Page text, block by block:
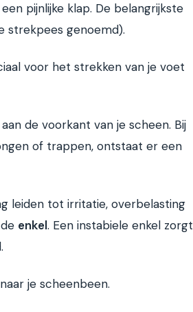
pijnlijke klap. De belangrijkste
strekpees genoemd).
voor het strekken van je voet
de voorkant van je scheen. Bij
of trappen, ontstaat er een
leiden tot irritatie, overbelasting
enkel. Een instabiele enkel zorgt
je scheenbeen.